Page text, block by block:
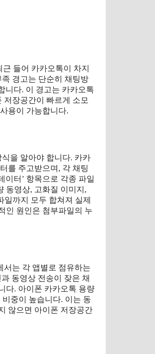
들어 카카오톡이 차지
경고는 단순히 채팅방
니다. 이 경고는 카카오톡
장공간이 빠르게 소모
용이 가능합니다.
을 알아야 합니다. 카카
를 주고받으며, 각 채팅
이터’ 항목으로 각종 파일
동영상, 고화질 이미지,
까지 모두 합쳐져 실제
인 원인은 첨부파일의 누
서는 각 앱별로 점유하는
동영상 전송이 잦은 채
다. 아이폰 카카오톡 용량
중이 높습니다. 이는 동
않으면 아이폰 저장공간